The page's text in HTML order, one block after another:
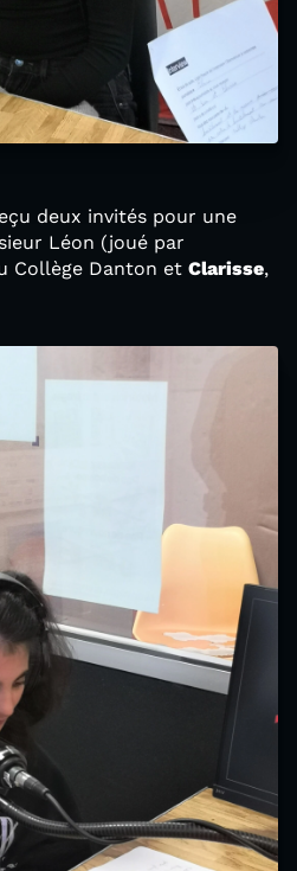
deux invités pour une
Léon (joué par
Collège Danton et Clarisse,